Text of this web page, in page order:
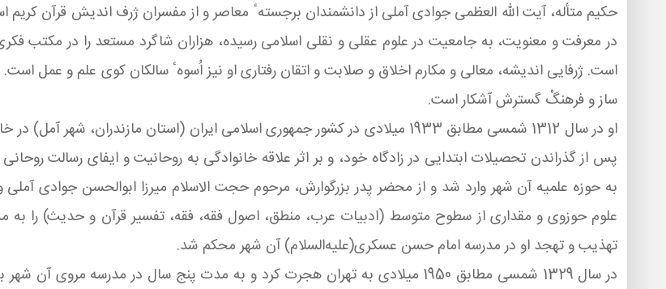
حكیم متأله، آیت الله العظمی جوادی آملی از دانشمندان برجستهٴ معاصر و از مفسران ژرف اندیش قرآن كریم
در معرفت و معنویت، به جامعیت در علوم عقلی و نقلی اسلامی رسیده، هزاران شاگرد مستعد را در مكتب
است. ژرفایی اندیشه، معالی و مكارم اخلاق و صلابت و اتقان رفتاری او نیز اُسوهٴ سالكان كوی علم و عمل
ساز و فرهنگْ گسترش آشكار است.
او در سال 1312 شمسی مطابق 1933 میلادی در كشور جمهوری اسلامی ایران (استان
به حوزه علمیه آن شهر وارد شد و از محضر پدر بزرگوارش، مرحوم حجت الاسلام میرزا ابوالحسن جوادی
علوم حوزوی و مقداری از سطوح متوسط (ادبیات عرب، منطق، اصول فقه، فقه، تفسیر قرآن و حدیث) را
تهذیب و تهجد او در مدرسه امام حسن عسكری(علیه‌السلام) آن شهر محكم شد.
در سال 1329 شمسی مطابق 1950 میلادی به تهران هجرت كرد و به مدت پنج سال در